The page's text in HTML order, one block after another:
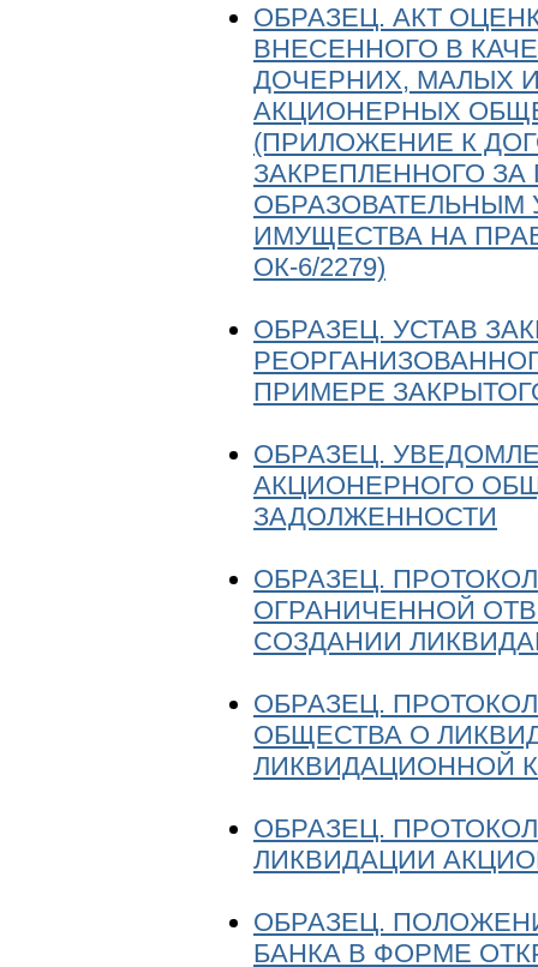
ОБРАЗЕЦ. АКТ
ВНЕСЕННОГО В
ДОЧЕРНИХ, МАЛЫХ
АКЦИОНЕРНЫХ
(ПРИЛОЖЕНИЕ К
ЗАКРЕПЛЕННОГО
ИМУЩЕСТВА НА
ОК-6/2279)
ОБРАЗЕЦ. УСТАВ
ПРИМЕРЕ
ОБРАЗЕЦ.
АКЦИОНЕРНОГО
ЗАДОЛЖЕННОСТИ
ОБРАЗЕЦ.
ОГРАНИЧЕННОЙ
СОЗДАНИИ
ОБРАЗЕЦ.
ОБЩЕСТВА О
ЛИКВИДАЦИОННОЙ
ОБРАЗЕЦ.
ЛИКВИДАЦИИ
ОБРАЗЕЦ.
БАНКА В ФОРМЕ